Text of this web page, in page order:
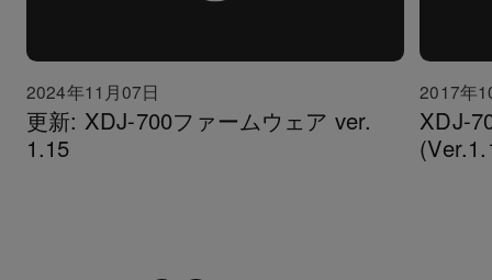
2024年11月07日
更新: XDJ-700ファームウェア ver.
1.15
2017年
XDJ-